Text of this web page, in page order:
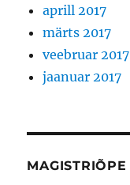
aprill 2017
märts 2017
veebruar 2017
jaanuar 2017
MAGISTRIÕPE